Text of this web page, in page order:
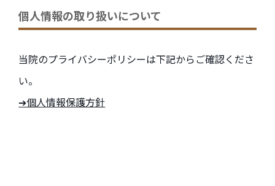
個人情報の取り扱いについて
当院のプライバシーポリシーは下記からご確認くださ
い。
➔個人情報保護方針